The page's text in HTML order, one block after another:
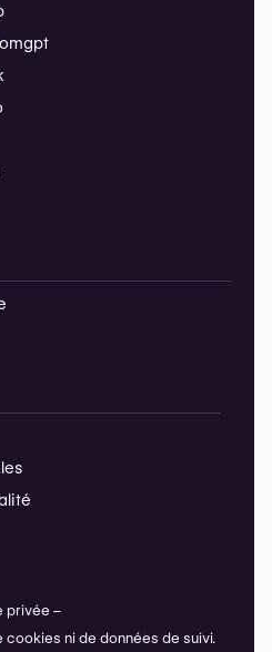
privée –
ni de données de suivi.